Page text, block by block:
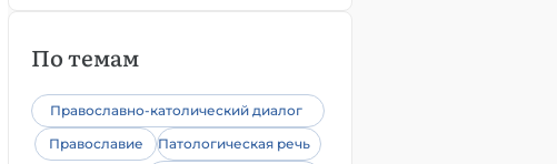
По темам
Православно-католический диалог
Православие
Патологическая речь